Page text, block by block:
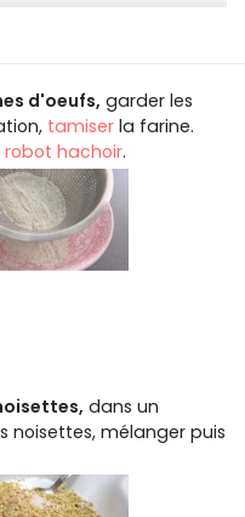
d'oeufs, garder les
tamiser la farine.
robot hachoir.
dans un
noisettes, mélanger puis